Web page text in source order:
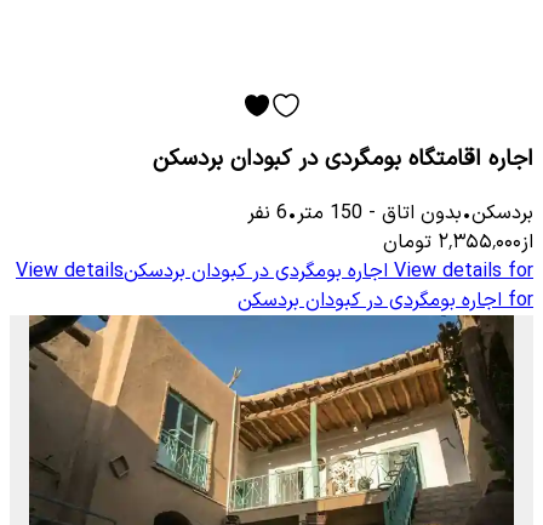
اجاره اقامتگاه بومگردی در کبودان بردسکن
بردسکن•بدون اتاق -
150 متر•
6 نفر
از۲٬۳۵۵٬۰۰۰ تومان
View details for اجاره بومگردی در کبودان بردسکنView details
for اجاره بومگردی در کبودان بردسکن